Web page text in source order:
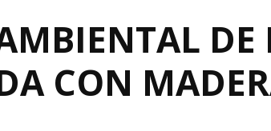
DE
CON